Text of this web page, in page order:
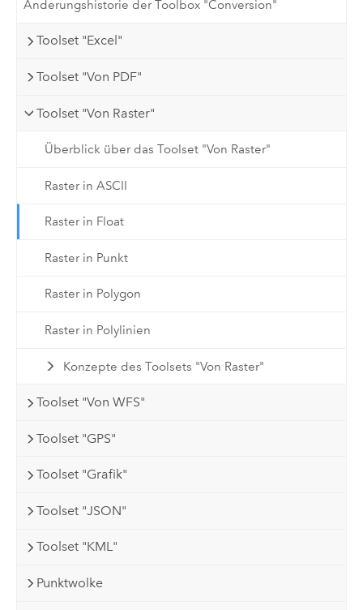
Änderungshistorie der Toolbox "Conversion"
Toolset "Excel"
Toolset "Von PDF"
Toolset "Von Raster"
Überblick über das Toolset "Von Raster"
Raster in ASCII
Raster in Float
Raster in Punkt
Raster in Polygon
Raster in Polylinien
Konzepte des Toolsets "Von Raster"
Toolset "Von WFS"
Toolset "GPS"
Toolset "Grafik"
Toolset "JSON"
Toolset "KML"
Punktwolke